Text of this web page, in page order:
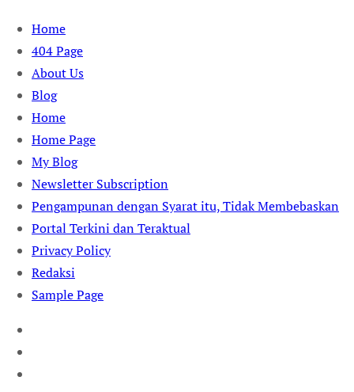
Skip
content
Home
404 Page
About Us
Blog
Home
Home Page
My Blog
Newsletter Subscription
Pengampunan dengan Syarat itu, Tidak Membebaskan
Portal Terkini dan Teraktual
Privacy Policy
Redaksi
Sample Page